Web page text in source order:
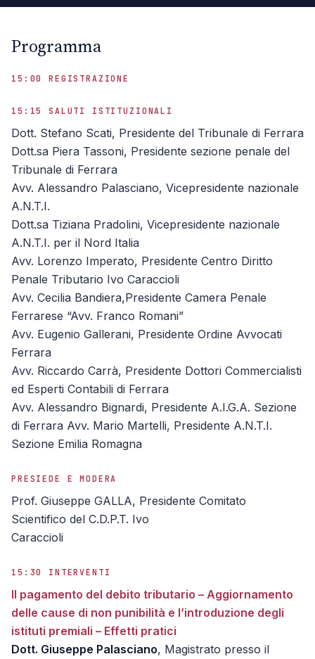
Programma
15:00 REGISTRAZIONE
15:15 SALUTI ISTITUZIONALI
Dott. Stefano Scati, Presidente del Tribunale di Ferrara
Dott.sa Piera Tassoni, Presidente sezione penale del
Tribunale di Ferrara
Avv. Alessandro Palasciano, Vicepresidente nazionale
A.N.T.I.
Dott.sa Tiziana Pradolini, Vicepresidente nazionale
A.N.T.I. per il Nord Italia
Avv. Lorenzo Imperato, Presidente Centro Diritto
Penale Tributario Ivo Caraccioli
Avv. Cecilia Bandiera,Presidente Camera Penale
Ferrarese “Avv. Franco Romani”
Avv. Eugenio Gallerani, Presidente Ordine Avvocati
Ferrara
Avv. Riccardo Carrà, Presidente Dottori Commercialisti
ed Esperti Contabili di Ferrara
Avv. Alessandro Bignardi, Presidente A.I.G.A. Sezione
di Ferrara Avv. Mario Martelli, Presidente A.N.T.I.
Sezione Emilia Romagna
PRESIEDE E MODERA
Prof. Giuseppe GALLA, Presidente Comitato
Scientifico del C.D.P.T. Ivo
Caraccioli
15:30 INTERVENTI
Il pagamento del debito tributario – Aggiornamento
delle cause di non punibilità e l’introduzione degli
istituti premiali – Effetti pratici
Dott. Giuseppe Palasciano, Magistrato presso il